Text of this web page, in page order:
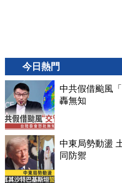
今日熱門
中共假借颱風
轟無知
中東局勢動盪
同防禦